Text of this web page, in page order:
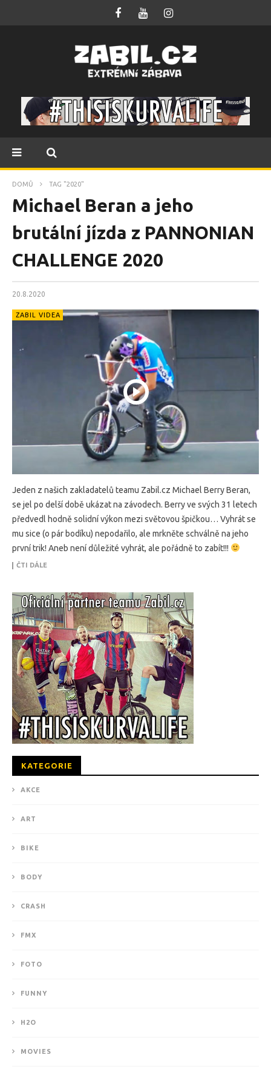
DOMŮ TAG "2020"
Michael Beran a jeho
brutální jízda z PANNONIAN
CHALLENGE 2020
20.8.2020
ZABIL VIDEA
Jeden z našich zakladatelů teamu Zabil.cz Michael Berry Beran,
se jel po delší době ukázat na závodech. Berry ve svých 31 letech
předvedl hodně solidní výkon mezi světovou špičkou… Vyhrát se
mu sice (o pár bodíku) nepodařilo, ale mrkněte schválně na jeho
první trik! Aneb není důležité vyhrát, ale pořádně to zabít!!!
ČTI DÁLE
KATEGORIE
AKCE
ART
BIKE
BODY
CRASH
FMX
FOTO
FUNNY
H2O
MOVIES